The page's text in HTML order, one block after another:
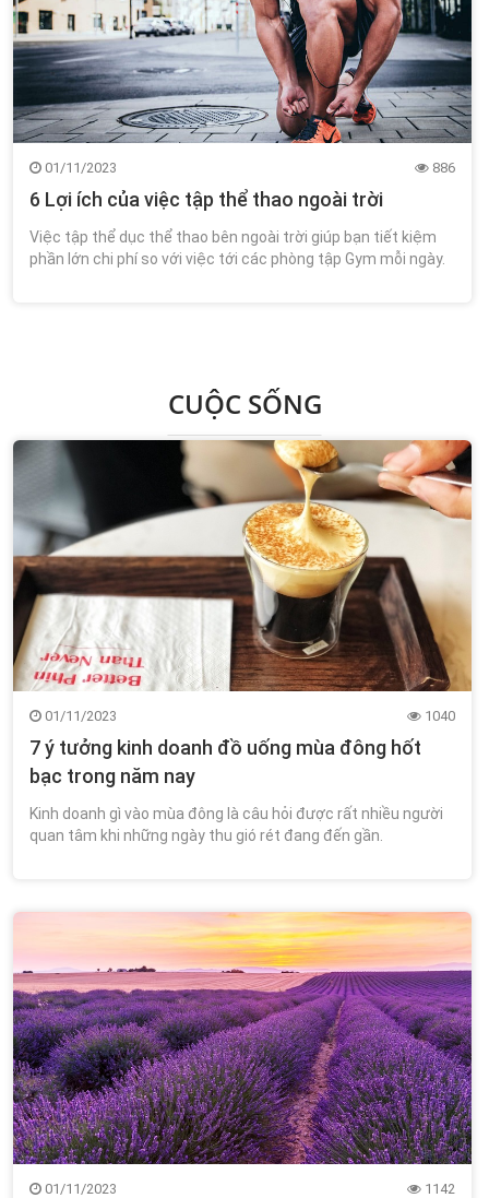
01/11/2023 886
6 Lợi ích của việc tập thể thao ngoài trời
Việc tập thể dục thể thao bên ngoài trời giúp bạn tiết kiệm
phần lớn chi phí so với việc tới các phòng tập Gym mỗi ngày.
CUỘC SỐNG
01/11/2023 1040
7 ý tưởng kinh doanh đồ uống mùa đông hốt
bạc trong năm nay
Kinh doanh gì vào mùa đông là câu hỏi được rất nhiều người
quan tâm khi những ngày thu gió rét đang đến gần.
01/11/2023 1142